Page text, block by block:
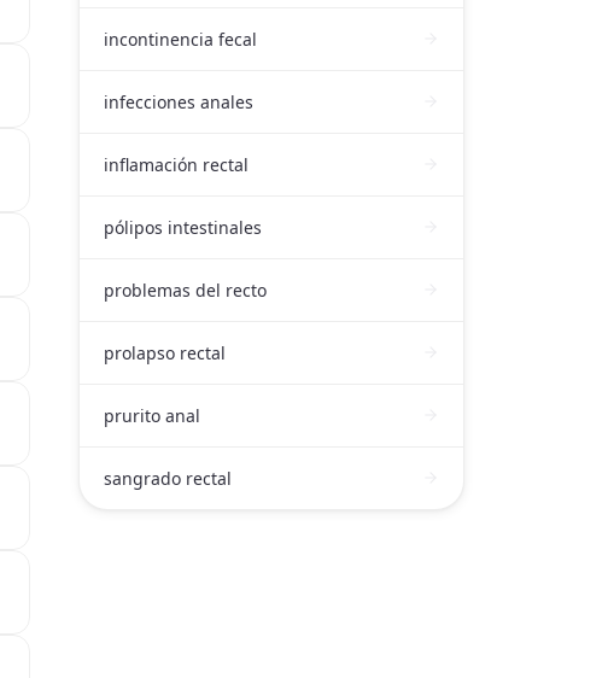
incontinencia fecal
infecciones anales
inflamación rectal
pólipos intestinales
problemas del recto
prolapso rectal
prurito anal
sangrado rectal